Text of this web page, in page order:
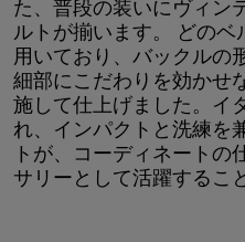
た、普段の装いにヴィン
ルトが揃います。 どの
用いており、バックルの
細部にこだわりを効かせ
施して仕上げました。イ
れ、インパクトと洗練を
トが、コーディネートの
サリーとして活躍するこ